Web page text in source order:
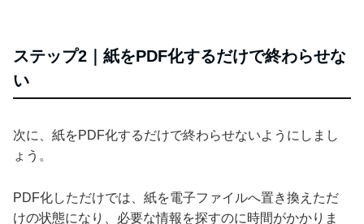
ステップ2｜紙をPDF化するだけで終わらせな
い
次に、紙をPDF化するだけで終わらせないようにしまし
ょう。
PDF化しただけでは、紙を電子ファイルへ置き換えただ
けの状態になり、必要な情報を探すのに時間がかかりま